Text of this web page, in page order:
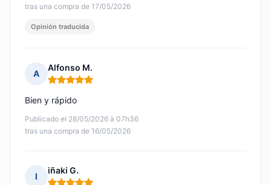
tras una compra de 17/05/2026
Opinión traducida
A
Alfonso M.
Nota: 5 de 5
Publicado el 28/05/2026 à 07h36
tras una compra de 16/05/2026
Bien y rápido
I
iñaki G.